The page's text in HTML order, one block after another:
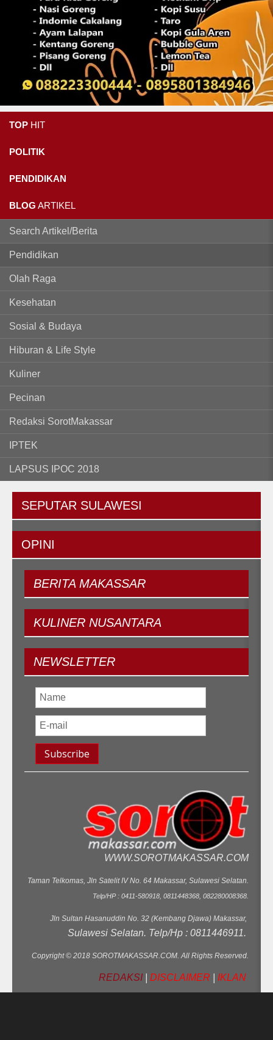
TOP HIT
POLITIK
PENDIDIKAN
BLOG ARTIKEL
Search Artikel/Berita
Pendidikan
Olah Raga
Kesehatan
Sosial & Budaya
Hiburan & Life Style
Kuliner
Pecinan
Redaksi SorotMakassar
IPTEK
LAPSUS IPOC 2018
SEPUTAR SULAWESI
OPINI
BERITAMAKASSAR
KULINER NUSANTARA
NEWSLETTER
WWW.SOROTMAKASSAR.COM
Taman Telkomas, Jln Satelit IV No. 64 Makassar, Sulawesi Selatan.
Telp/HP : 0411-580918, 0811448368, 082280008368.
Jln Sultan Hasanuddin No. 32 (Kembang Djawa) Makassar,
Sulawesi Selatan. Telp/Hp : 0811446911.
Copyright © 2018 SOROTMAKASSAR.COM. All Rights Reserved.
REDAKSI DISCLAIMER IKLAN